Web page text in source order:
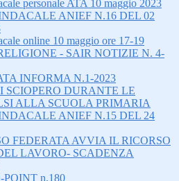
personale ATA 10 maggio 2023
ANIEF N.16 DEL 02
online 10 maggio ore 17-19
- SAIR NOTIZIE N. 4-
INFORMA N.1-2023
SCIOPERO DURANTE LE
ALLA SCUOLA PRIMARIA
ANIEF N.15 DEL 24
FEDERATA AVVIA IL RICORSO
LAVORO- SCADENZA
n.180